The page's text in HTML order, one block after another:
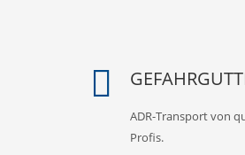
ADR-Transport von
Profis.